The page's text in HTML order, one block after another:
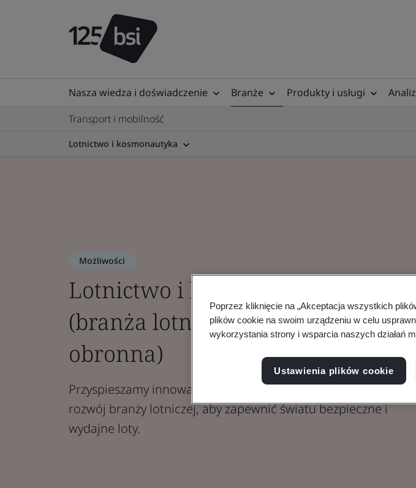
Nasza wiedza i doświadczenie Branże Produkty i usługi
Transport i mobilność
Lotnictwo i kosmonautyka
Możliwości
Lotnictwo i kosmonautyka
(branża lotnicza, kosmiczna,
obronna)
Przyspieszamy innowacje i zapewniamy zrównoważony
rozwój branży lotniczej, aby zapewnić światu bezpieczne i
wydajne loty.
Poprzez kliknięcie na „Akceptacja wszystkich
plików cookie na swoim urządzeniu w celu
wykorzystania strony i wsparcia naszych działań
Ustawienia plików cookie